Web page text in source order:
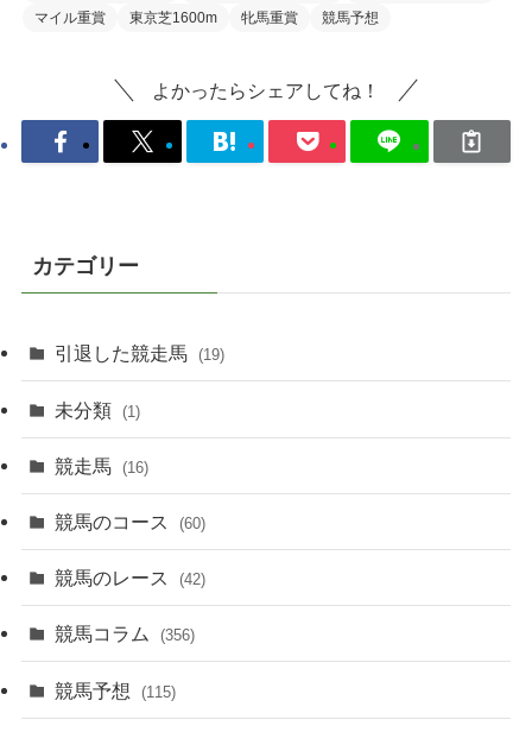
マイル重賞
東京芝1600m 牝馬重賞 競馬予想
よかったらシェアしてね！
カテゴリー
引退した競走馬 (19)
未分類 (1)
競走馬 (16)
競馬のコース (60)
競馬のレース (42)
競馬コラム (356)
競馬予想 (115)